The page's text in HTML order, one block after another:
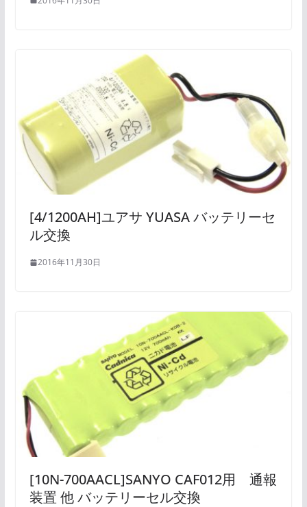
[4/1200AH]ユアサ YUASA バッテリーセ
ル交換
2016年11月30日
[10N-700AACL]SANYO CAF012用 通報
装置 他 バッテリーセル交換